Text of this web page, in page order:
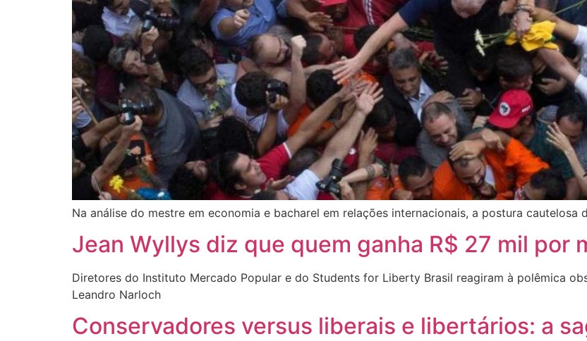
Na análise do mestre em economia e bacharel em relações internacionais, a postura
Jean Wyllys diz que quem ganha R$ 27 mil por
Diretores do Instituto Mercado Popular e do Students for Liberty Brasil reagiram à polêmica
Leandro Narloch
Conservadores versus liberais e libertários: a